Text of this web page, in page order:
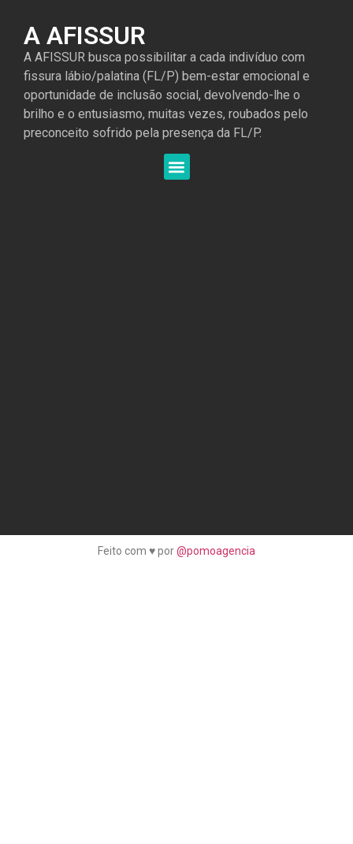
A AFISSUR
A AFISSUR busca possibilitar a cada indivíduo com
fissura lábio/palatina (FL/P) bem-estar emocional e
oportunidade de inclusão social, devolvendo-lhe o
brilho e o entusiasmo, muitas vezes, roubados pelo
preconceito sofrido pela presença da FL/P.
Feito com ♥ por@pomoagencia